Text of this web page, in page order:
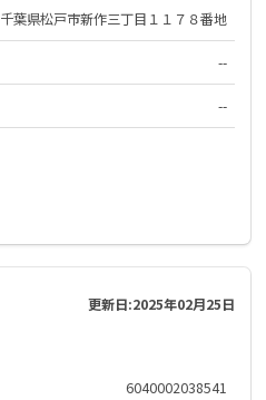
千葉県松戸市新作三丁目１１７８番地
--
--
更新日:2025年02月25日
6040002038541